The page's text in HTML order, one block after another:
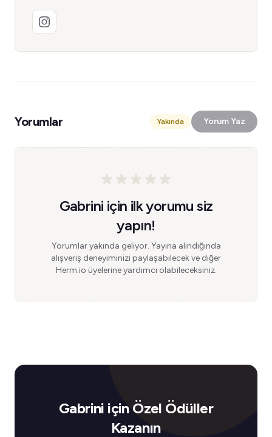
Yorumlar Yakında Yorum Yaz
Gabrini için ilk yorumu siz
yapın!
Yorumlar yakında geliyor. Yayına alındığında
alışveriş deneyiminizi paylaşabilecek ve diğer
Herm.io üyelerine yardımcı olabileceksiniz.
Gabrini için Özel Ödüller
Kazanın